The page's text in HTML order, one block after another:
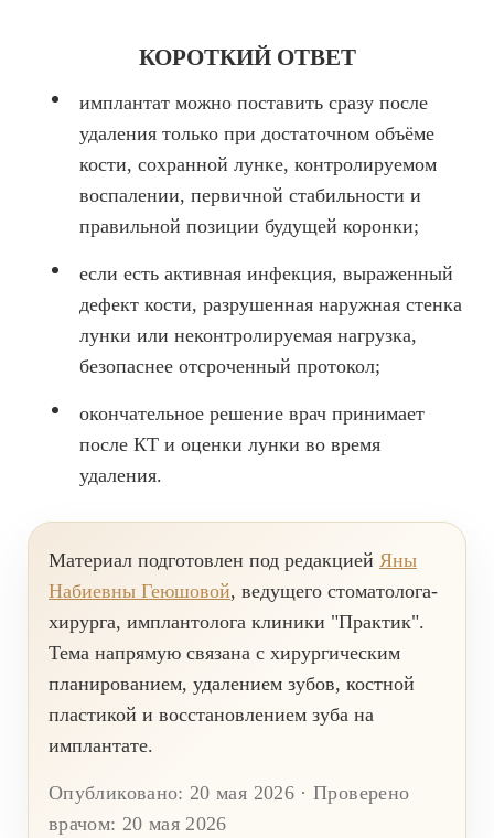
Самолигирующие брекеты
Брекеты на нижнюю челюсть
Ортодонтия
ЛЕЧЕНИЕ ДЕСЕН, ПАРАДОНТИТА
ЛЕЧЕНИЕ ЗУБОВ ПОД НАРКОЗОМ
ИМПЛАНТАЦИЯ ЗУБОВ
Синус-лифтинг и костная пластика
Наращивание кости для имплантации
Имплантация верхней челюсти
Имплантационные системы Anthogyr
Импланты Dentium
Импланты Straumann
Имплантация одного зуба
Коронка на имплант
Имплантация «Всё на 6-ти»
Удаление импланта зуба
Коронка на имплант
КОРОТКИЙ ОТВЕТ
имплантат можно поставить сразу после
удаления только при достаточном объёме
кости, сохранной лунке, контролируемом
воспалении, первичной стабильности и
правильной позиции будущей коронки;
если есть активная инфекция, выраженный
дефект кости, разрушенная наружная стенка
лунки или неконтролируемая нагрузка,
безопаснее отсроченный протокол;
окончательное решение врач принимает
после КТ и оценки лунки во время
удаления.
Материал подготовлен под редакцией Яны
Набиевны Геюшовой, ведущего стоматолога-
хирурга, имплантолога клиники "Практик".
Тема напрямую связана с хирургическим
планированием, удалением зубов, костной
пластикой и восстановлением зуба на
имплантате.
Опубликовано: 20 мая 2026 · Проверено
врачом: 20 мая 2026